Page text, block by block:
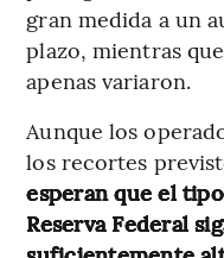
gran medida a un
plazo, mientras
apenas variaron.
Aunque los
los recortes
esperan que el
Reserva Federal